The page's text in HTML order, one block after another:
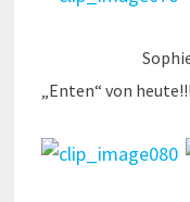
Sophie und
„Enten“ von heute!!!